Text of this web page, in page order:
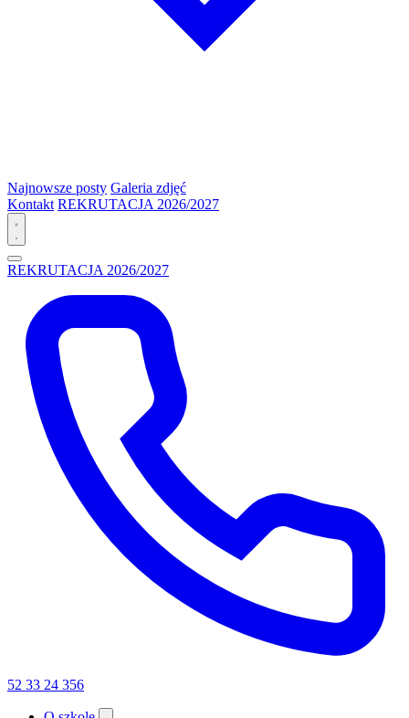
Najnowsze posty Galeria zdjęć
Kontakt REKRUTACJA 2026/2027
REKRUTACJA 2026/2027
52 33 24 356